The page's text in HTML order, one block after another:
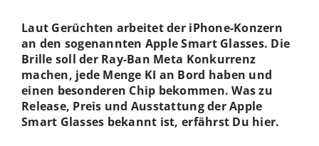
Laut Gerüchten arbeitet der iPhone-Konzern
an den sogenannten Apple Smart Glasses. Die
Brille soll der Ray-Ban Meta Konkurrenz
machen, jede Menge KI an Bord haben und
einen besonderen Chip bekommen. Was zu
Release, Preis und Ausstattung der Apple
Smart Glasses bekannt ist, erfährst Du hier.